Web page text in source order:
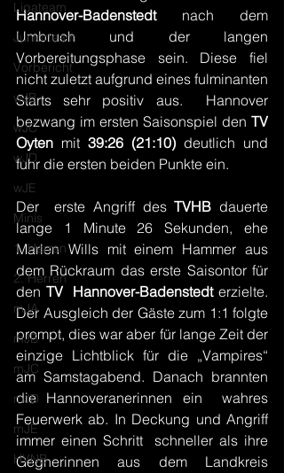
Ligateam
Juniorteam
Vorbericht
wJB
wJC
wJD
wJE
Minis
1. Herren
2. Herren
mJA
mJB
mJC
mJD
mJE
HVNB
Hannover-Badenstedt nach dem
Umbruch und der langen
Vorbereitungsphase sein. Diese fiel
nicht zuletzt aufgrund eines fulminanten
Starts sehr positiv aus.  Hannover
bezwang im ersten Saisonspiel den TV
Oyten mit 39:26 (21:10) deutlich und
fuhr die ersten beiden Punkte ein.
Der  erste Angriff des TVHB dauerte
lange 1 Minute 26 Sekunden, ehe
Marlen Wills mit einem Hammer aus
dem Rückraum das erste Saisontor für
den TV  Hannover-Badenstedt erzielte.
Der Ausgleich der Gäste zum 1:1 folgte
prompt, dies war aber für lange Zeit der
einzige Lichtblick für die „Vampires“
am Samstagabend. Danach brannten
die Hannoveranerinnen ein  wahres
Feuerwerk ab. In Deckung und Angriff
immer einen Schritt  schneller als ihre
Gegnerinnen aus dem Landkreis